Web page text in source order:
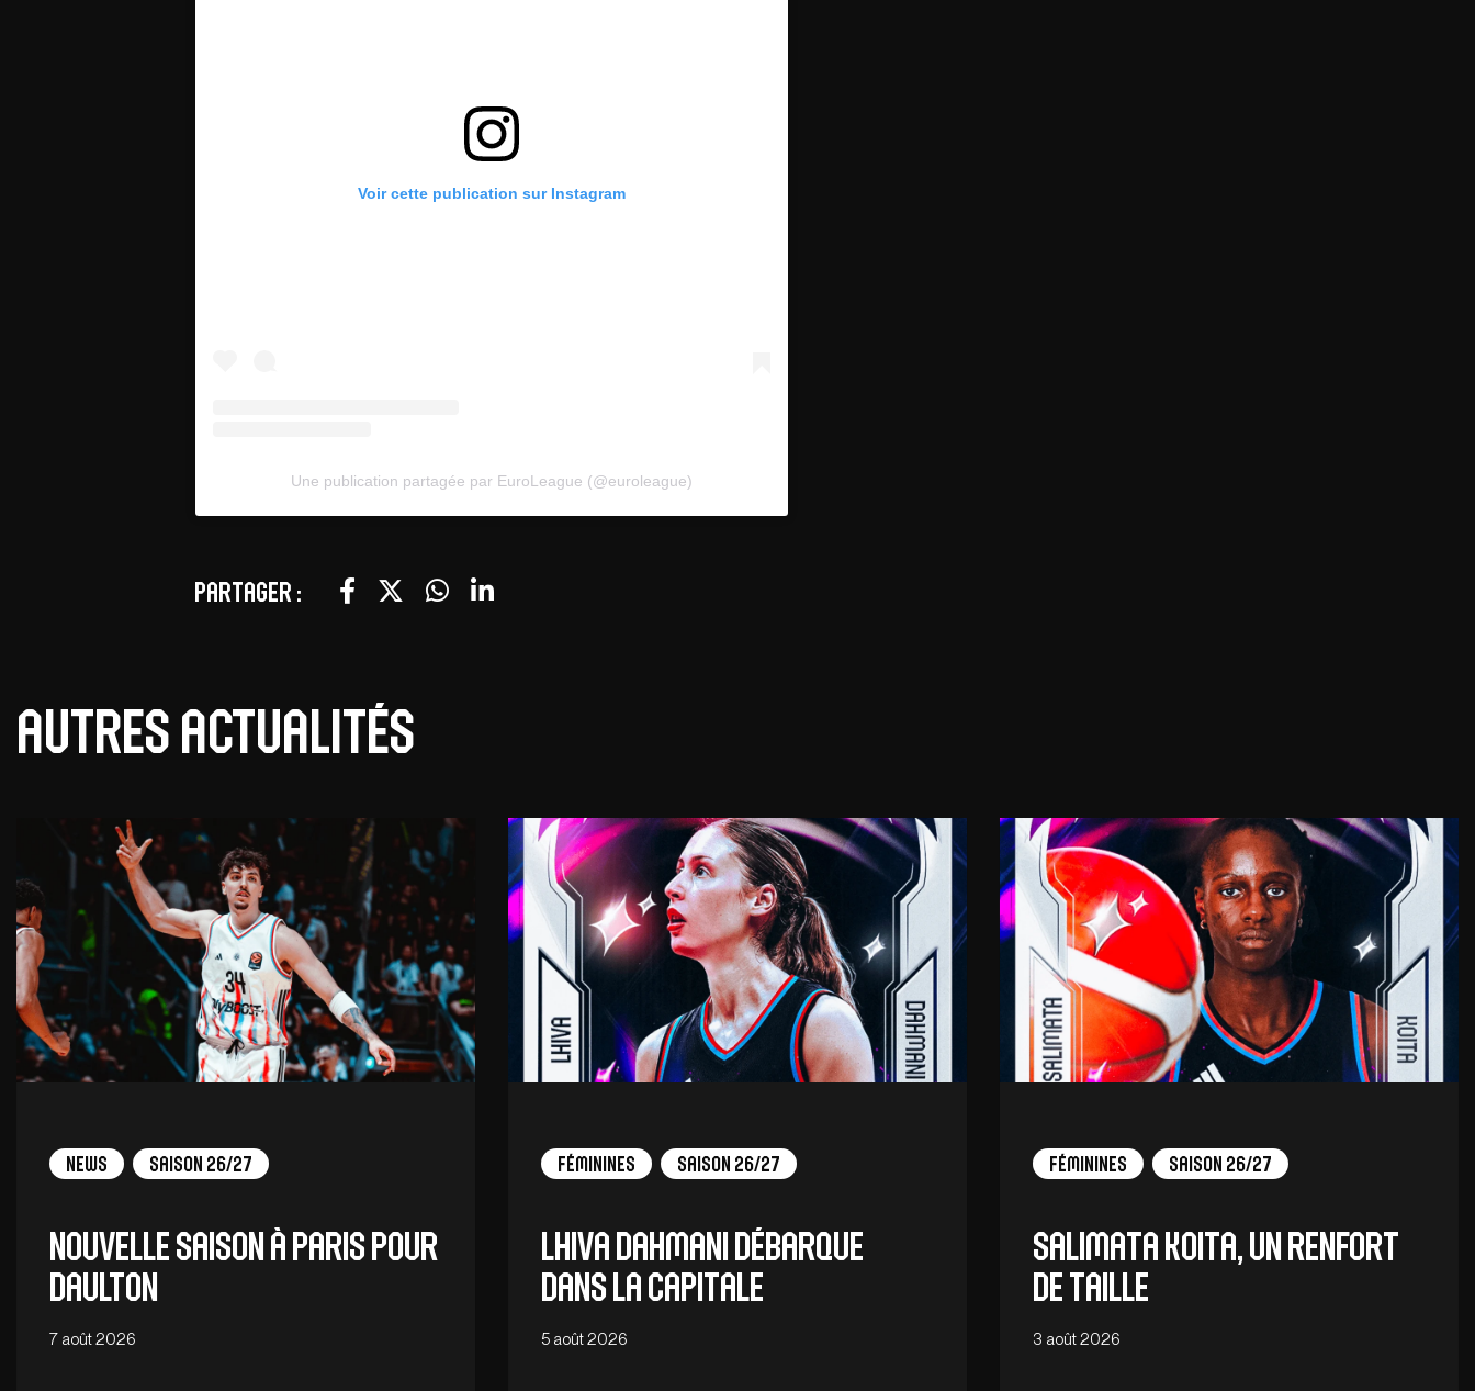
Voir cette publication sur Instagram
Une publication partagée par EuroLeague (@euroleague)
Partager :
Autres actualités
News Saison 26/27
Nouvelle saison à Paris pour
Daulton
7 août 2026
Féminines Saison 26/27
Lhiva Dahmani débarque
dans la capitale
5 août 2026
Féminines Saison 26/27
Salimata Koita, un renfort
de taille
3 août 2026